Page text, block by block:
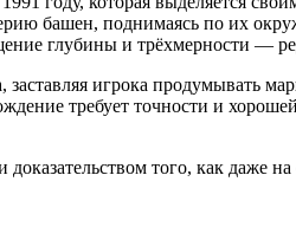
башен, поднимаясь по их
глубины и трёхмерности —
игрока продумывать
требует точности и
того, как даже